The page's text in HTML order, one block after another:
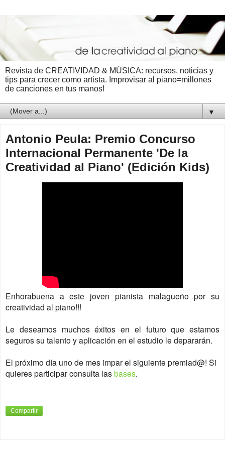
Revista de CREATIVIDAD & MÚSICA: recursos, noticias y
tips para crecer como artista. Improvisar al piano=millones
de canciones en tus manos!
▼
Antonio Peula: Premio Concurso
Internacional Permanente 'De la
Creatividad al Piano' (Edición Kids)
Enhorabuena a este joven pianista malagueño por su
creatividad al piano!!!
Le deseamos muchos éxitos en el futuro que estamos
seguros su talento y aplicación en el estudio le depararán.
El próximo día uno de mes impar el siguiente premiad@! Si
quieres participar consulta lasbases.
Compartir